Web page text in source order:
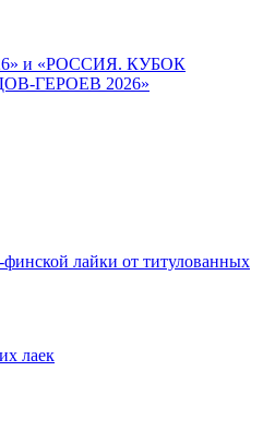
и «РОССИЯ. КУБОК
ГЕРОЕВ 2026»
лайки от титулованных
лаек